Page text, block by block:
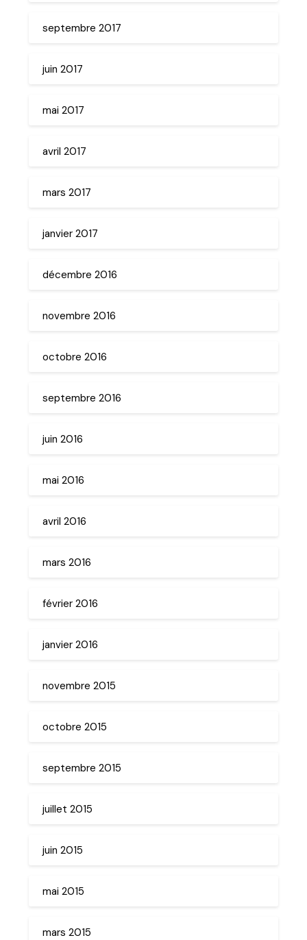
septembre 2017
juin 2017
mai 2017
avril 2017
mars 2017
janvier 2017
décembre 2016
novembre 2016
octobre 2016
septembre 2016
juin 2016
mai 2016
avril 2016
mars 2016
février 2016
janvier 2016
novembre 2015
octobre 2015
septembre 2015
juillet 2015
juin 2015
mai 2015
mars 2015